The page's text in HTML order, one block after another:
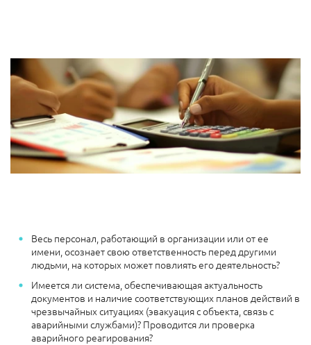
Весь персонал, работающий в организации или от ее
имени, осознает свою ответственность перед другими
людьми, на которых может повлиять его деятельность?
Имеется ли система, обеспечивающая актуальность
документов и наличие соответствующих планов действий в
чрезвычайных ситуациях (эвакуация с объекта, связь с
аварийными службами)? Проводится ли проверка
аварийного реагирования?